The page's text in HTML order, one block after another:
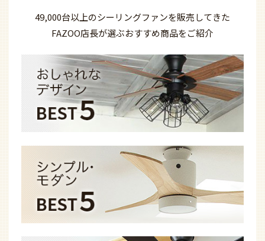
49,000台以上のシーリングファンを販売してきた
FAZOO店長が選ぶおすすめ商品をご紹介